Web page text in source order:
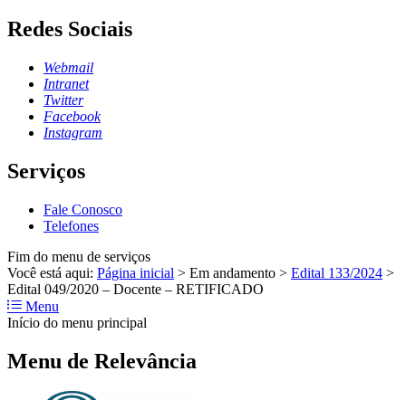
Redes Sociais
Webmail
Intranet
Twitter
Facebook
Instagram
Serviços
Fale Conosco
Telefones
Fim do menu de serviços
Você está aqui: Página inicial > Em andamento > Edital 133/2024 >
Edital 049/2020 – Docente – RETIFICADO
Menu
Início do menu principal
Menu de Relevância